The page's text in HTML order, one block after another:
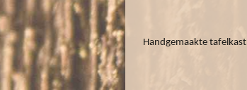
Handgemaakte tafelkast